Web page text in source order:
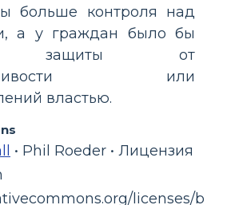
больше контроля над
а у граждан было бы
защиты от
или
властью.
• Phil Roeder • Лицензия
licenses/b